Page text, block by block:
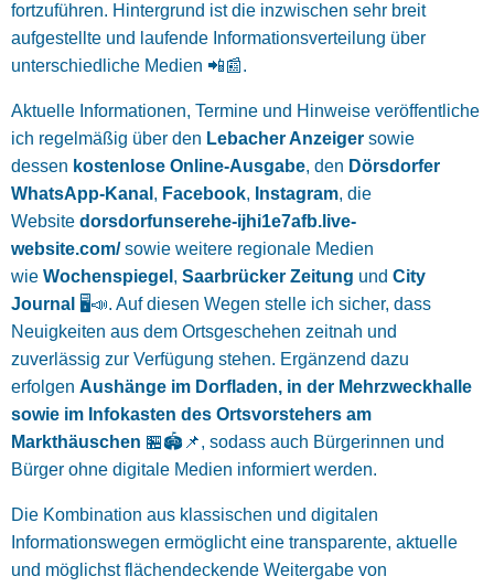
fortzuführen. Hintergrund ist die inzwischen sehr breit
aufgestellte und laufende Informationsverteilung über
unterschiedliche Medien 📲📰.
Aktuelle Informationen, Termine und Hinweise veröffentliche
ich regelmäßig über den Lebacher Anzeiger sowie
dessen kostenlose Online-Ausgabe, den Dörsdorfer
WhatsApp-Kanal , Facebook, Instagram, die
Website dorsdorfunserehe-ijhi1e7afb.live-
website.com/sowie weitere regionale Medien
wie Wochenspiegel , Saarbrücker Zeitung und City
Journal 🖥️📣. Auf diesen Wegen stelle ich sicher, dass
Neuigkeiten aus dem Ortsgeschehen zeitnah und
zuverlässig zur Verfügung stehen. Ergänzend dazu
erfolgen Aushänge im Dorfladen, in der Mehrzweckhalle
sowie im Infokasten des Ortsvorstehers am
Markthäuschen 🏪🏟️📌, sodass auch Bürgerinnen und
Bürger ohne digitale Medien informiert werden.
Die Kombination aus klassischen und digitalen
Informationswegen ermöglicht eine transparente, aktuelle
und möglichst flächendeckende Weitergabe von